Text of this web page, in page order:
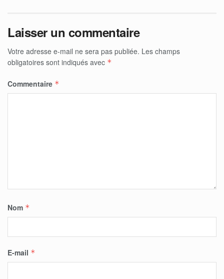
Laisser un commentaire
Votre adresse e-mail ne sera pas publiée. Les champs
obligatoires sont indiqués avec *
Commentaire *
Nom *
E-mail *